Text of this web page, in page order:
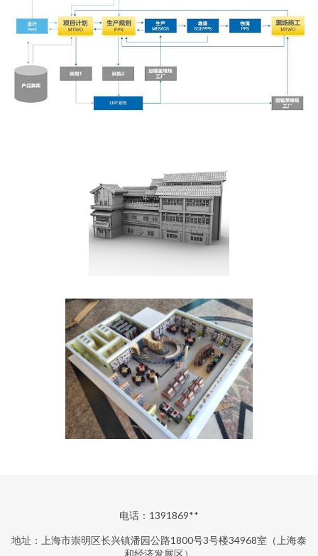
电话：1391869**
地址：上海市崇明区长兴镇潘园公路1800号3号楼34968室（上海泰
和经济发展区）